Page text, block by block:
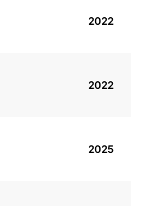
2022
2022
2025